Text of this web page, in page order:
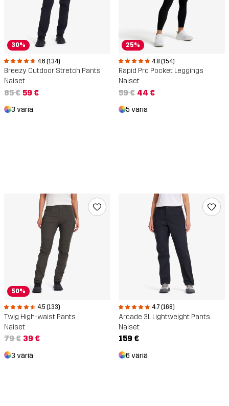
30%
4.6 (134)
Breezy Outdoor Stretch Pants
Naiset
85 € 59 €
3 väriä
25%
4.8 (154)
Rapid Pro Pocket Leggings
Naiset
59 € 44 €
5 väriä
50%
4.5 (133)
Twig High-waist Pants
Naiset
79 € 39 €
3 väriä
4.7 (168)
Arcade 3L Lightweight Pants
Naiset
159 €
6 väriä